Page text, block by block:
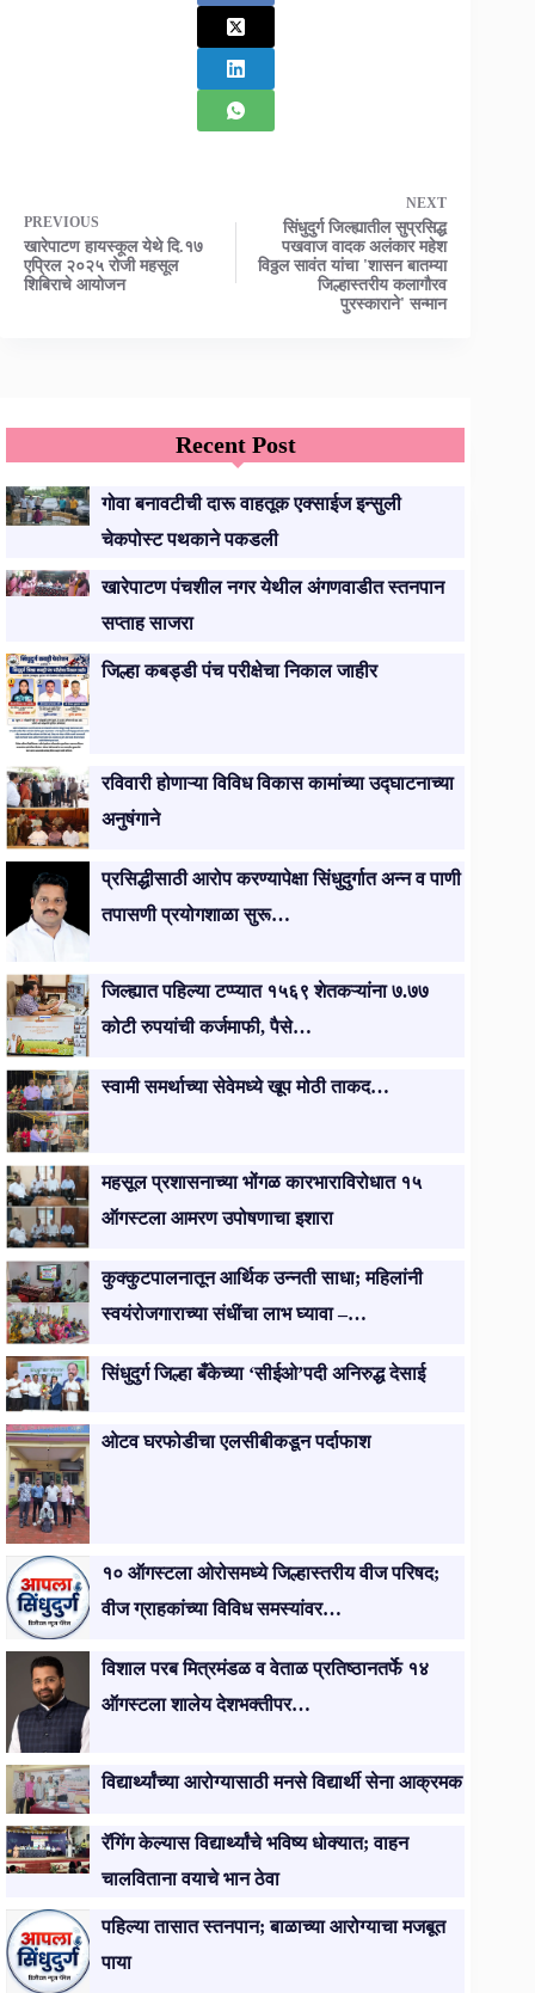
PREVIOUS
खारेपाटण हायस्कूल येथे दि.१७
एप्रिल २०२५ रोजी महसूल
शिबिराचे आयोजन
NEXT
सिंधुदुर्ग जिल्ह्यातील सुप्रसिद्ध
पखवाज वादक अलंकार महेश
विठ्ठल सावंत यांचा 'शासन बातम्या
जिल्हास्तरीय कलागौरव
पुरस्काराने' सन्मान
Recent Post
गोवा बनावटीची दारू वाहतूक एक्साईज इन्सुली
चेकपोस्ट पथकाने पकडली
खारेपाटण पंचशील नगर येथील अंगणवाडीत स्तनपान
सप्ताह साजरा
जिल्हा कबड्डी पंच परीक्षेचा निकाल जाहीर
रविवारी होणाऱ्या विविध विकास कामांच्या उद्घाटनाच्या
अनुषंगाने
प्रसिद्धीसाठी आरोप करण्यापेक्षा सिंधुदुर्गात अन्न व पाणी
तपासणी प्रयोगशाळा सुरू…
जिल्ह्यात पहिल्या टप्प्यात १५६९ शेतकऱ्यांना ७.७७
कोटी रुपयांची कर्जमाफी, पैसे…
स्वामी समर्थाच्या सेवेमध्ये खूप मोठी ताकद…
​महसूल प्रशासनाच्या भोंगळ कारभाराविरोधात १५
ऑगस्टला आमरण उपोषणाचा इशारा
कुक्कुटपालनातून आर्थिक उन्नती साधा; महिलांनी
स्वयंरोजगाराच्या संधींचा लाभ घ्यावा –…
सिंधुदुर्ग जिल्हा बँकेच्या ‘सीईओ’पदी अनिरुद्ध देसाई
ओटव घरफोडीचा एलसीबीकडून पर्दाफाश
१० ऑगस्टला ओरोसमध्ये जिल्हास्तरीय वीज परिषद;
वीज ग्राहकांच्या विविध समस्यांवर…
विशाल परब मित्रमंडळ व वेताळ प्रतिष्ठानतर्फे १४
ऑगस्टला शालेय देशभक्तीपर…
विद्यार्थ्यांच्या आरोग्यासाठी मनसे विद्यार्थी सेना आक्रमक
रॅगिंग केल्यास विद्यार्थ्यांचे भविष्य धोक्यात; वाहन
चालविताना वयाचे भान ठेवा
पहिल्या तासात स्तनपान; बाळाच्या आरोग्याचा मजबूत
पाया